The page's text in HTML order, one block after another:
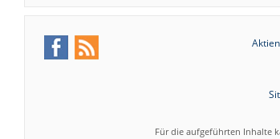
Für die aufgeführten Inhalte